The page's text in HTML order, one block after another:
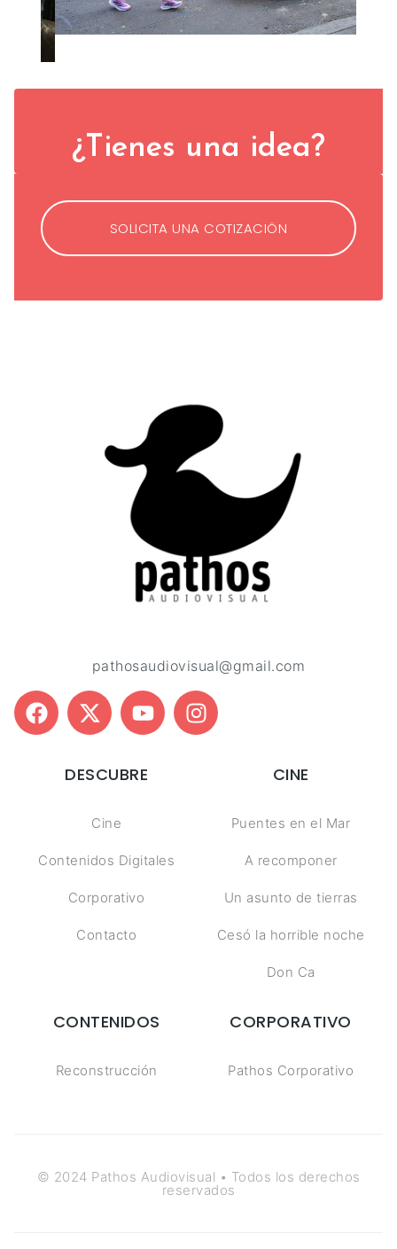
¿Tienes una idea?
SOLICITA UNA COTIZACIÖN
pathosaudiovisual@gmail.com
DESCUBRE
Cine
Contenidos Digitales
Corporativo
Contacto
CINE
Puentes en el Mar
A recomponer
Un asunto de tierras
Cesó la horrible noche
Don Ca
CONTENIDOS
Reconstrucción
CORPORATIVO
Pathos Corporativo
© 2024 Pathos Audiovisual • Todos los derechos
reservados